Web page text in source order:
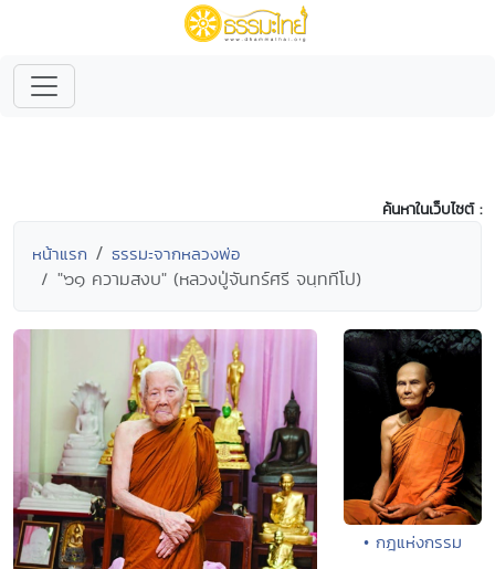
ค้นหาในเว็บไซต์ :
หน้าแรก ธรรมะจากหลวงพ่อ
"๖๑ ความสงบ" (หลวงปู่จันทร์ศรี จนฺททีโป)
• กฎแห่งกรรม